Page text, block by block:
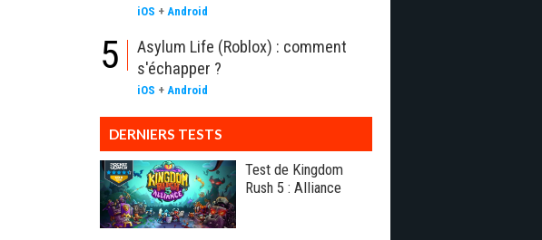
iOS + Android
5
Asylum Life (Roblox) : comment
s'échapper ?
iOS + Android
DERNIERS TESTS
Test de Kingdom
Rush 5 : Alliance